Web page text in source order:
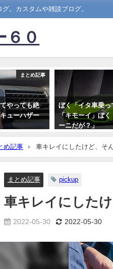
。カスタムや雑談ブログ。
６０
まとめ記事
やっても絶
ューハザー
ぼく「イタ車乗っ
「キモーイ」ぼく
ーニだが？」
め記事 車キレイにしたけど、そ
まとめ記事 pickup
車キレイにした
2022-05-30 2022-05-30